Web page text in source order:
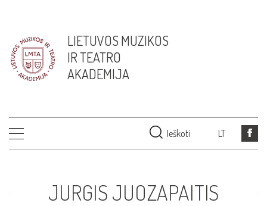
LIETUVOS MUZIKOS
IR TEATRO
AKADEMIJA
Ieškoti LT
JURGIS JUOZAPAITIS